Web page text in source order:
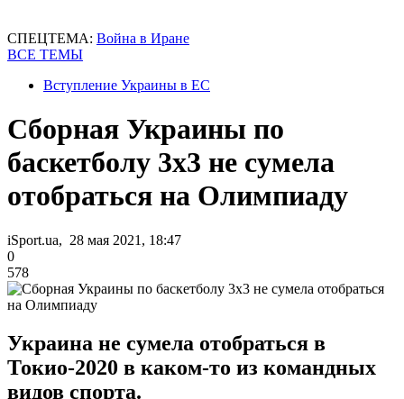
СПЕЦТЕМА: Война в Иране
ВСЕ ТЕМЫ
Вступление Украины в ЕС
Сборная Украины по
баскетболу 3х3 не сумела
отобраться на Олимпиаду
iSport.ua, 28 мая 2021, 18:47
0
578
Украина не сумела отобраться в
Токио-2020 в каком-то из командных
видов спорта.